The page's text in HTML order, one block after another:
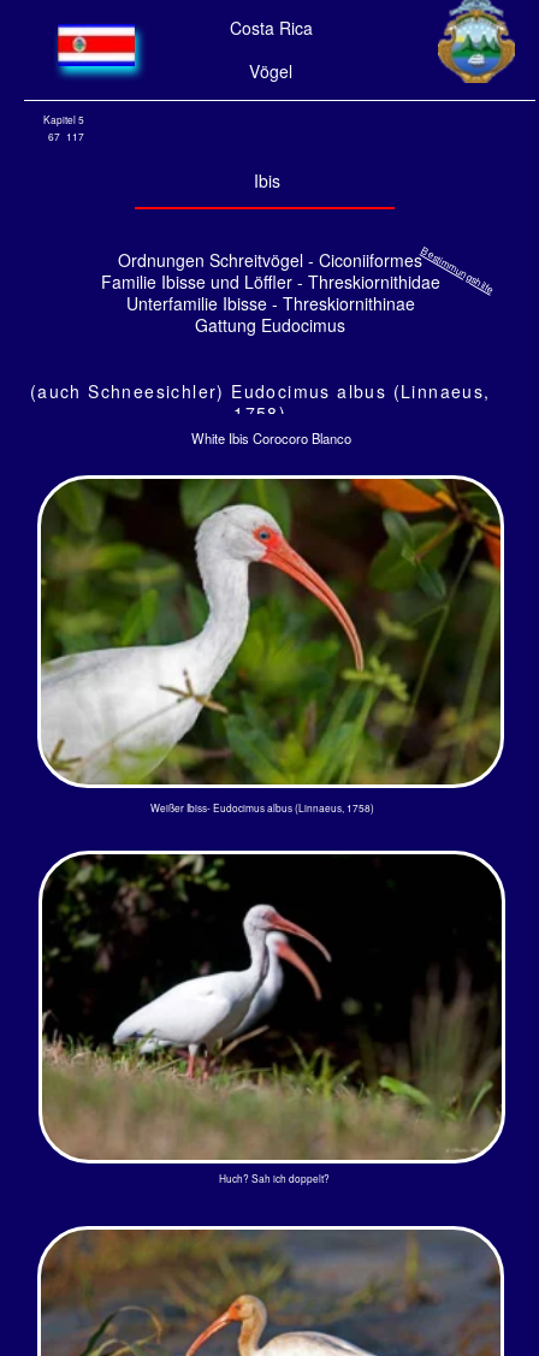
Ordnungen Schreitvögel - Ciconiiformes
(auch Schneesichler) Eudocimus albus (Linnaeus,
1758)
White Ibis Corocoro Blanco
Weißer Ibiss- Eudocimus albus (Linnaeus, 1758)
Ein ausgewachsener Weißer Ibis